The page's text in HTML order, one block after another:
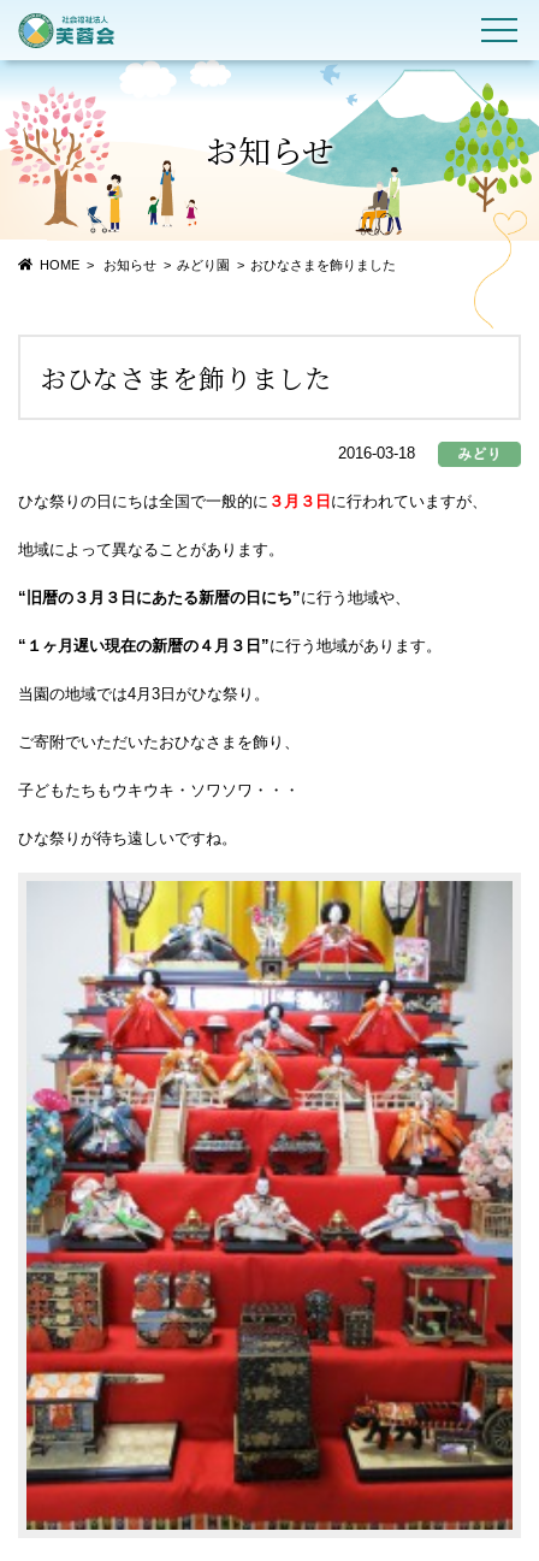
お知らせ
HOME お知らせ みどり園 おひなさまを飾りました
おひなさまを飾りました
2016-03-18
ひな祭りの日にちは全国で一般的に ３月３日 に行われていますが、
地域によって異なることがあります。
“旧暦の３月３日にあたる新暦の日にち”に行う地域や、
“１ヶ月遅い現在の新暦の４月３日”に行う地域があります。
当園の地域では4月3日がひな祭り。
ご寄附でいただいたおひなさまを飾り、
子どもたちもウキウキ・ソワソワ・・・
ひな祭りが待ち遠しいですね。